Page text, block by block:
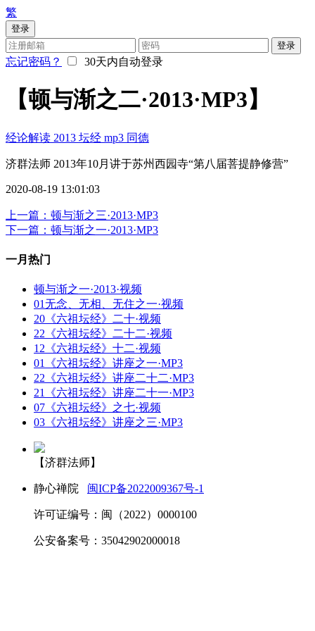
繁
登录
登录
忘记密码？ 30天内自动登录
【顿与渐之二·2013·MP3】
经论解读 2013 坛经 mp3 同德
济群法师 2013年10月讲于苏州西园寺“第八届菩提静修营”
2020-08-19 13:01:03
上一篇：顿与渐之三·2013·MP3
下一篇：顿与渐之一·2013·MP3
一月热门
顿与渐之一·2013·视频
01无念、无相、无住之一·视频
20《六祖坛经》二十·视频
22《六祖坛经》二十二·视频
12《六祖坛经》十二·视频
01《六祖坛经》讲座之一·MP3
22《六祖坛经》讲座二十二·MP3
21《六祖坛经》讲座二十一·MP3
07《六祖坛经》之七·视频
03《六祖坛经》讲座之三·MP3
【济群法师】
静心禅院 闽ICP备2022009367号-1
许可证编号：闽（2022）0000100
公安备案号：35042902000018